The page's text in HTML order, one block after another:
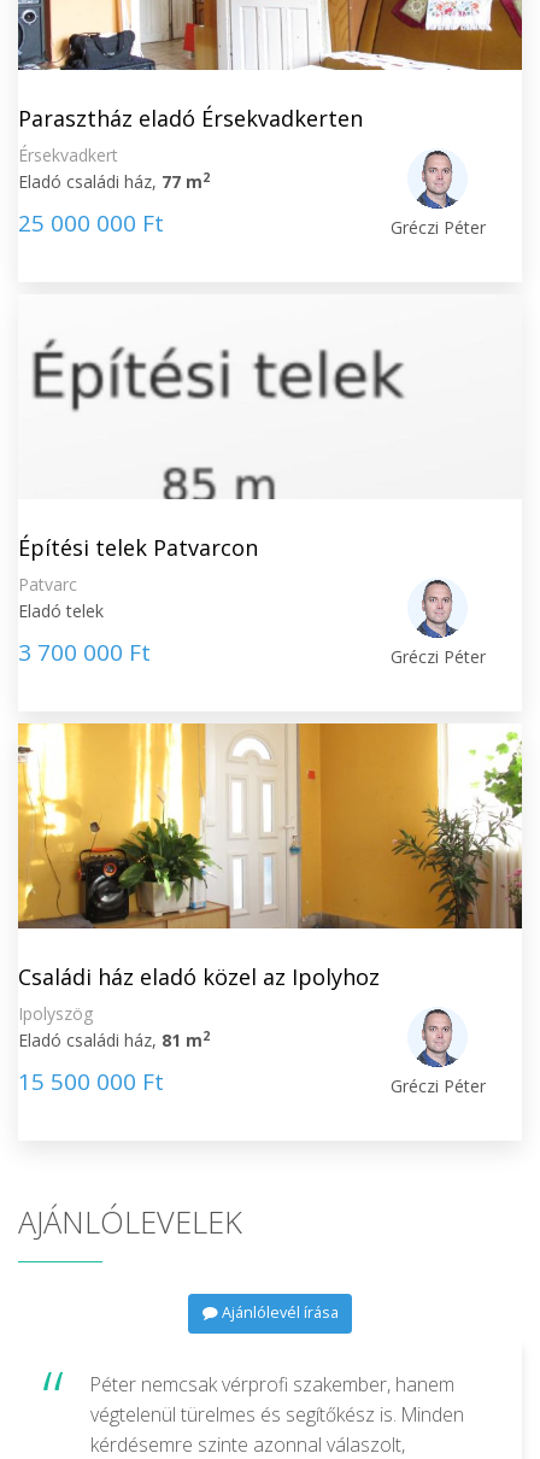
Parasztház eladó Érsekvadkerten
Érsekvadkert
Eladó családi ház, 77 m2
25 000 000 Ft Gréczi Péter
Építési telek Patvarcon
Patvarc
Eladó telek
3 700 000 Ft Gréczi Péter
Családi ház eladó közel az Ipolyhoz
Ipolyszög
Eladó családi ház, 81 m2
15 500 000 Ft Gréczi Péter
AJÁNLÓLEVELEK
Ajánlólevél írása
Péter nemcsak vérprofi szakember, hanem
végtelenül türelmes és segítőkész is. Minden
kérdésemre szinte azonnal válaszolt,